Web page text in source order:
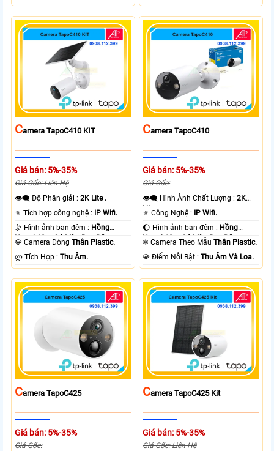
CAmera TapoC410 KIT
Giá bán: 5%-35%
Giá Gốc: Liên Hệ
👁️‍🗨 Độ Phân giải :2K Lite .
⚜️ Tích hợp công nghệ :
IP Wifi.
🌛 Hình ảnh ban đêm : Hồng
Ngoại 10m Có Màu Ban Ðêm.
💎 Camera DòngThân Plastic.
️ლ Tích Hợp :Thu Âm.
CAmera TapoC410
Giá bán: 5%-35%
Giá Gốc:
👁️‍🗨 Hình Ành Chất Lượng :2K
Lite .
⚜️ Công Nghệ :
IP Wifi.
🌔 Hình ảnh ban đêm : Hồng
Ngoại 10m Có Màu Ban Ðêm.
❄ Camera Theo MẫuThân Plastic.
️💎 Điểm Nỗi Bật :Thu Âm Và Loa.
CAmera TapoC425
Giá bán: 5%-35%
Giá Gốc:
CAmera TapoC425 Kit
Giá bán: 5%-35%
Giá Gốc: Liên Hệ